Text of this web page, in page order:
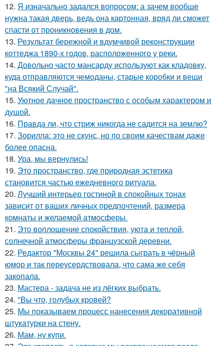
12. Я изначально задался вопросом: а зачем вообще
нужна такая дверь, ведь она картонная, вряд ли сможет
спасти от проникновения в дом.
13. Результат бережной и вдумчивой реконструкции
коттеджа 1890-х годов, расположенного у реки.
14. Довольно часто мансарду используют как кладовку,
куда отправляются чемоданы, старые коробки и вещи
"на Всякий Случай".
15. Уютное дачное пространство с особым характером и
душой.
16. Правда ли, что стриж никогда не садится на землю?
17. Зорилла: это не скунс, но по своим качествам даже
более опасна.
18. Ура, мы вернулись!
19. Это пространство, где природная эстетика
становится частью ежедневного ритуала.
20. Лучший интерьер гостиной в спокойных тонах
зависит от ваших личных предпочтений, размера
комнаты и желаемой атмосферы.
21. Это воплощение спокойствия, уюта и теплой,
солнечной атмосферы французской деревни.
22. Редактор "Москвы 24" решила сыграть в чёрный
юмор и так переусердствовала, что сама же себя
закопала.
23. Мастера - задача не из лёгких выбрать.
24. "Вы что, голубых кровей?
25. Мы показываем процесс нанесения декоративной
штукатурки на стену.
26. Мам, ну купи.